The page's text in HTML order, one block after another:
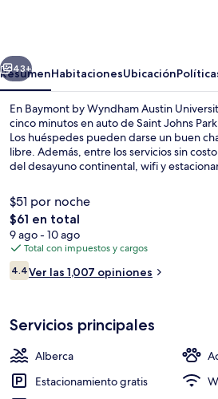
University
Area
Siguiente
43+
ResumenHabitacionesUbicación
En Baymont by Wyndham Austin
cinco minutos en auto de Saint Johns
Los huéspedes pueden darse un buen
libre. Además, entre los servicios sin
del desayuno continental, wifi y
en Austin están a solo cinco minutos en
$51 por noche
El
precio
total
es
de
$61 en total
9 ago - 10 ago
Total con impuestos y cargos
Opiniones
4.44.4 de 10,
Ver las 1,007 opiniones
Servicios principales
Alberca
Estacionamiento gratis